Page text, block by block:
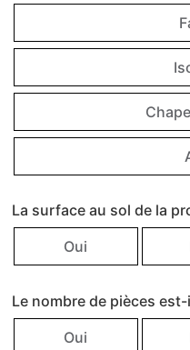
La surface au sol de la
Oui
Le nombre de pièces
Oui